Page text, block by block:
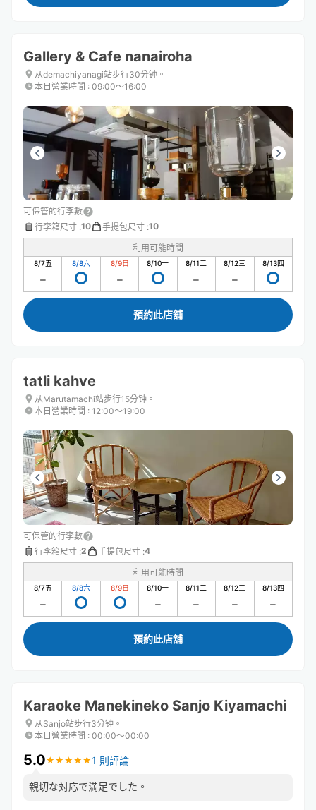
Gallery & Cafe nanairoha
从demachiyanagi站步行30分钟。
本日營業時間 : 09:00〜16:00
可保管的行李數
行李箱尺寸 :10 手提包尺寸 :10
利用可能時間
8/7五 8/8六 8/9日 8/10一 8/11二 8/12三 8/13四
預約此店舖
tatli kahve
从Marutamachi站步行15分钟。
本日營業時間 : 12:00〜19:00
可保管的行李數
行李箱尺寸 :2 手提包尺寸 :4
利用可能時間
8/7五 8/8六 8/9日 8/10一 8/11二 8/12三 8/13四
預約此店舖
Karaoke Manekineko Sanjo Kiyamachi
从Sanjo站步行3分钟。
本日營業時間 : 00:00〜00:00
5.0★ ★ ★ ★ ★
★ ★ ★ ★ ★1 則評論
親切な対応で満足でした。